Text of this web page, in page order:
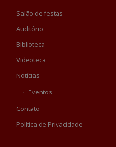
Salão de festas
Auditório
Biblioteca
Videoteca
Notícias
Eventos
Contato
Política de Privacidade